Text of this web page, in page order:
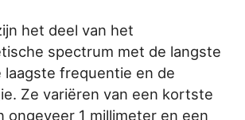
het deel van het
spectrum met de langste
laagste frequentie en de
Ze variëren van een kortste
ongeveer 1 millimeter en een